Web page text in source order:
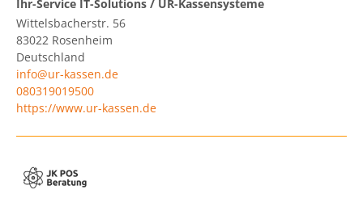
Ihr-Service IT-Solutions / UR-Kassensysteme
Wittelsbacherstr. 56
83022 Rosenheim
Deutschland
info@ur-kassen.de
080319019500
https://www.ur-kassen.de